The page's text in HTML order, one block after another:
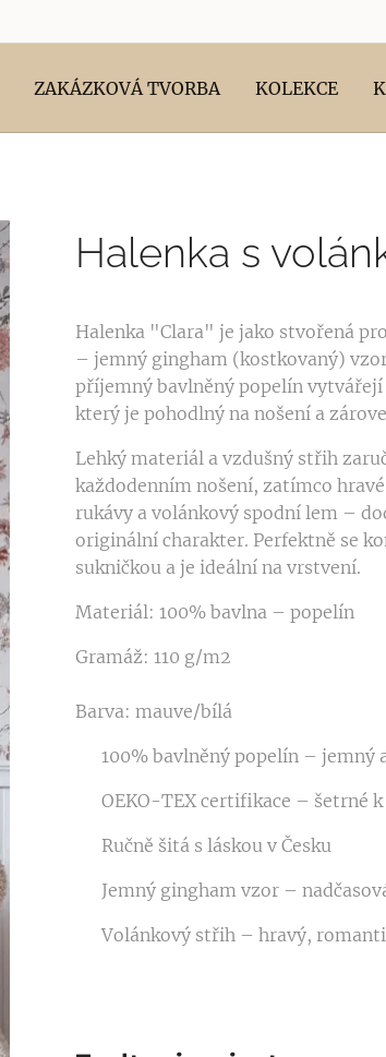
ZAKÁZKOVÁ TVORBA KOLEKCE
Halenka s
Halenka "Clara" je jako stvořená
– jemný gingham (kostkovaný)
příjemný bavlněný popelín
který je pohodlný na nošení a
Lehký materiál a vzdušný střih
každodenním nošení, zatímco
rukávy a volánkový spodní lem –
originální charakter. Perfektně se
sukničkou a je ideální na vrstvení.
Materiál: 100% bavlna – popelín
Gramáž: 110 g/m2
Barva: mauve/bílá
✔ 100% bavlněný popelín – jemný
✔ OEKO-TEX certifikace – šetrné
✔ Ručně šitá s láskou v Česku
✔ Jemný gingham vzor –
✔ Volánkový střih – hravý,